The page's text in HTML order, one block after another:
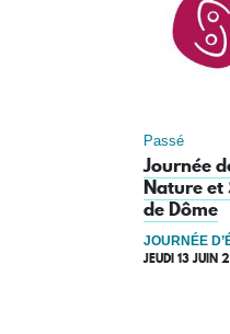
Passé
Journée
Nature et
de Dôme
JOURNÉE
JEUDI 13 JUIN